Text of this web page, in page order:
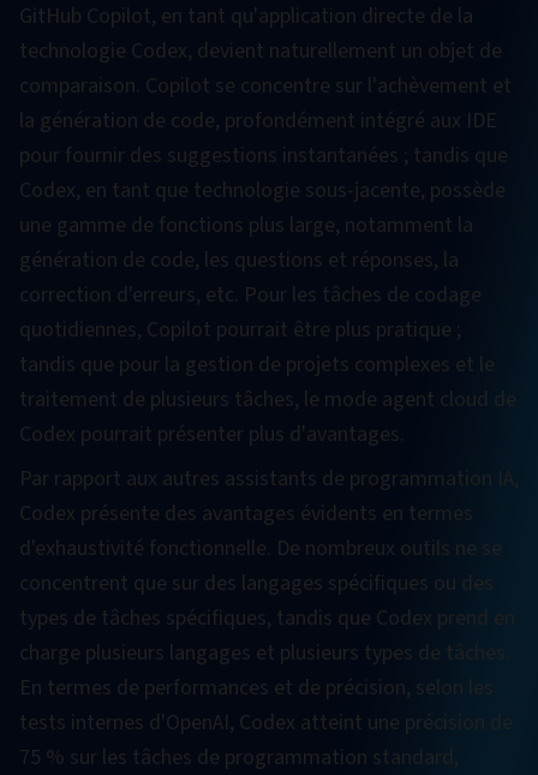
GitHub Copilot, en tant qu'application directe de la
technologie Codex, devient naturellement un objet de
comparaison. Copilot se concentre sur l'achèvement et
la génération de code, profondément intégré aux IDE
pour fournir des suggestions instantanées ; tandis que
Codex, en tant que technologie sous-jacente, possède
une gamme de fonctions plus large, notamment la
génération de code, les questions et réponses, la
correction d'erreurs, etc. Pour les tâches de codage
quotidiennes, Copilot pourrait être plus pratique ;
tandis que pour la gestion de projets complexes et le
traitement de plusieurs tâches, le mode agent cloud de
Codex pourrait présenter plus d'avantages.
Par rapport aux autres assistants de programmation IA,
Codex présente des avantages évidents en termes
d'exhaustivité fonctionnelle. De nombreux outils ne se
concentrent que sur des langages spécifiques ou des
types de tâches spécifiques, tandis que Codex prend en
charge plusieurs langages et plusieurs types de tâches.
En termes de performances et de précision, selon les
tests internes d'OpenAI, Codex atteint une précision de
75 % sur les tâches de programmation standard,